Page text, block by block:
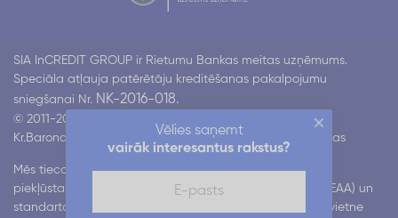
Vēlies saņemt
vairāk interesantus rakstus?
SIA InCREDIT GROUP ir Rietumu Bankas meitas uzņēmums.
Speciāla atļauja patērētāju kreditēšanas pakalpojumu
sniegšanai Nr. NK-2016-018.
© 2011-2026 Incredit
Kr.Barona 130 k4, Rīga LV-1012
Visas tiesības aizsargātas
Mēs tiecamies nodrošināt mūsu digitālo pakalpojumu
piekļūstamību atbilstoši Eiropas piekļūstamības aktam (EAA) un
standartam EN 301 549. Mēs strādājam pie tā, lai mūsu vietne